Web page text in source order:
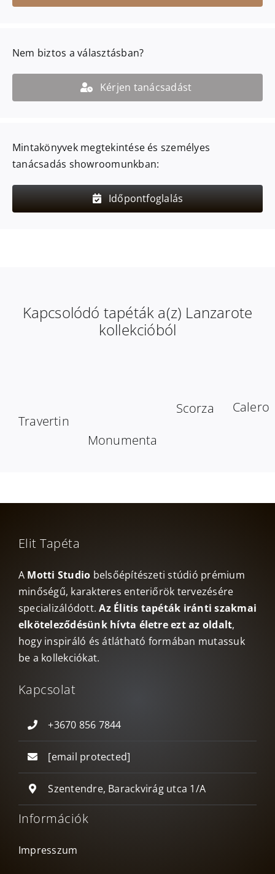
Nem biztos a választásban?
Kérjen tanácsadást
Mintakönyvek megtekintése és személyes
tanácsadás showroomunkban:
Időpontfoglalás
Kapcsolódó tapéták a(z) Lanzarote
kollekcióból
Travertin
Monumenta
Scorza Calero
Elit Tapéta
A Motti Studio belsőépítészeti stúdió prémium
minőségű, karakteres enteriőrök tervezésére
specializálódott.Az Élitis tapéták iránti szakmai
elköteleződésünk hívta életre ezt az oldalt,
hogy inspiráló és átlátható formában mutassuk
be a kollekciókat.
Kapcsolat
+3670 856 7844
[email protected]
Szentendre, Barackvirág utca 1/A
Információk
Impresszum